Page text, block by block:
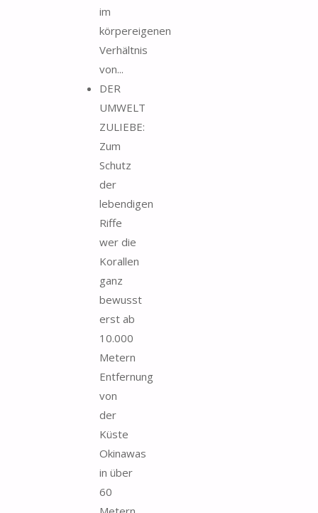
im
körpereigenen
Verhältnis
von...
DER
UMWELT
ZULIEBE:
Zum
Schutz
der
lebendigen
Riffe
wer die
Korallen
ganz
bewusst
erst ab
10.000
Metern
Entfernung
von
der
Küste
Okinawas
in über
60